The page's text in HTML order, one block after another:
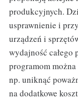
produkcyjnych.
usprawnienie i
urządzeń i
wydajność całego
programom
np. uniknąć
na dodatkowe